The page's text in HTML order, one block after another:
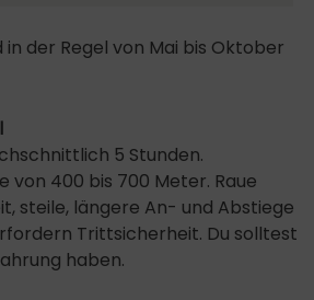
in der Regel von Mai bis Oktober
5 Stunden.
von 400 bis 700 Meter. Raue
steile, längere An- und Abstiege
Trittsicherheit. Du solltest
haben.